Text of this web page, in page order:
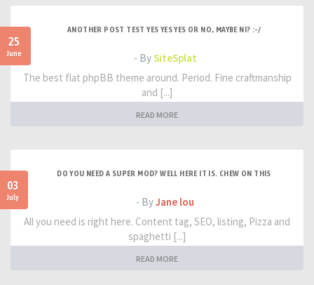
25
June
ANOTHER POST TEST YES YES YES OR NO, MAYBE NI? :-/
- BySiteSplat
The best flat phpBB theme around. Period. Fine craftmanship
and [...]
READ MORE
03
July
DO YOU NEED A SUPER MOD? WELL HERE IT IS. CHEW ON THIS
- ByJane lou
All you need is right here. Content tag, SEO, listing, Pizza and
spaghetti [...]
READ MORE